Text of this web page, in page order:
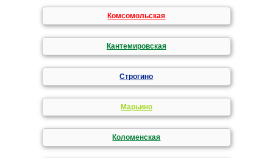
Комсомольская
Кантемировская
Строгино
Марьино
Коломенская